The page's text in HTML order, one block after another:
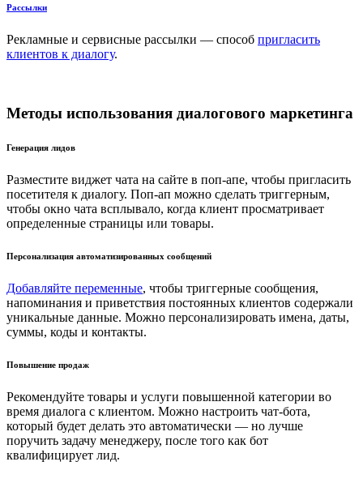
Рассылки
Рекламные и сервисные рассылки — способ пригласить
клиентов к диалогу.
Методы использования диалогового маркетинга
Генерация лидов
Разместите виджет чата на сайте в поп-апе, чтобы пригласить
посетителя к диалогу. Поп-ап можно сделать триггерным,
чтобы окно чата всплывало, когда клиент просматривает
определенные страницы или товары.
Персонализация автоматизированных сообщений
Добавляйте переменные, чтобы триггерные сообщения,
напоминания и приветствия постоянных клиентов содержали
уникальные данные. Можно персонализировать имена, даты,
суммы, коды и контакты.
Повышение продаж
Рекомендуйте товары и услуги повышенной категории во
время диалога с клиентом. Можно настроить чат-бота,
который будет делать это автоматически — но лучше
поручить задачу менеджеру, после того как бот
квалифицирует лид.